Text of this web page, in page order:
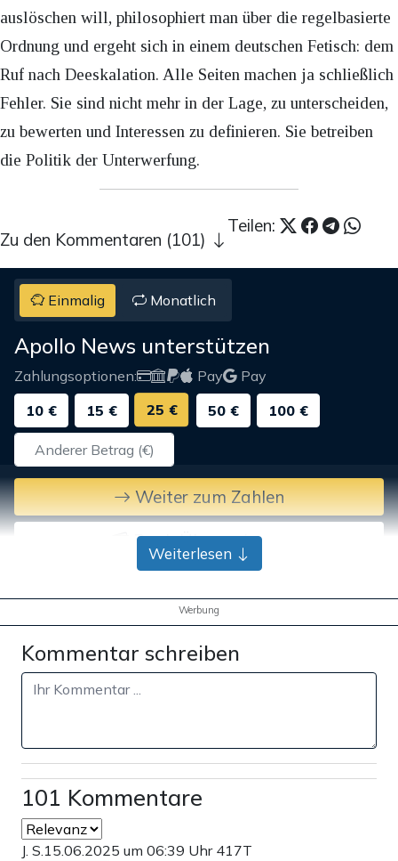
auslöschen will, philosophiert man über die regelbasierte
Ordnung und ergeht sich in einem deutschen Fetisch: dem
Ruf nach Deeskalation. Alle Seiten machen ja schließlich
Fehler. Sie sind nicht mehr in der Lage, zu unterscheiden,
zu bewerten und Interessen zu definieren. Sie betreiben
die Politik der Unterwerfung.
Teilen:
Zu den Kommentaren (101)
Einmalig Monatlich
Apollo News unterstützen
Zahlungsoptionen: Pay
Pay
10 €
15 € 25 € 50 € 100 €
Weiter zum Zahlen
Bank-Überweisung
Weiterlesen
Werbung
Kommentar schreiben
101 Kommentare
J. S.15.06.2025 um 06:39 Uhr 417T